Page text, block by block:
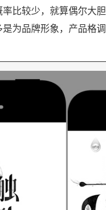
较少，就算偶尔大
为品牌形象，产品格